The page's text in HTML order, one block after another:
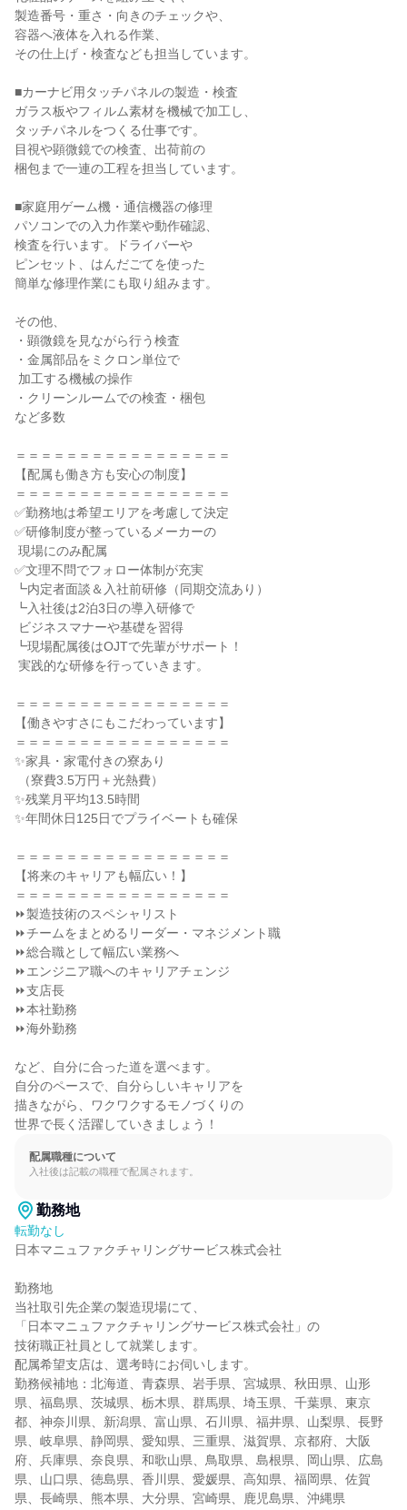
製造番号・重さ・向きのチェックや、
容器へ液体を入れる作業、
その仕上げ・検査なども担当しています。
■カーナビ用タッチパネルの製造・検査
ガラス板やフィルム素材を機械で加工し、
タッチパネルをつくる仕事です。
目視や顕微鏡での検査、出荷前の
梱包まで一連の工程を担当しています。
■家庭用ゲーム機・通信機器の修理
パソコンでの入力作業や動作確認、
検査を行います。ドライバーや
ピンセット、はんだごてを使った
簡単な修理作業にも取り組みます。
その他、
・顕微鏡を見ながら行う検査
・金属部品をミクロン単位で
・クリーンルームでの検査・梱包
など多数
＝＝＝＝＝＝＝＝＝＝＝＝＝＝＝＝＝
【配属も働き方も安心の制度】
＝＝＝＝＝＝＝＝＝＝＝＝＝＝＝＝＝
✅勤務地は希望エリアを考慮して決定
✅研修制度が整っているメーカーの
✅文理不問でフォロー体制が充実
┗内定者面談＆入社前研修（同期交流あり）
┗入社後は2泊3日の導入研修で
┗現場配属後はOJTで先輩がサポート！
＝＝＝＝＝＝＝＝＝＝＝＝＝＝＝＝＝
【働きやすさにもこだわっています】
＝＝＝＝＝＝＝＝＝＝＝＝＝＝＝＝＝
✨家具・家電付きの寮あり
✨残業月平均13.5時間
✨年間休日125日でプライベートも確保
＝＝＝＝＝＝＝＝＝＝＝＝＝＝＝＝＝
【将来のキャリアも幅広い！】
＝＝＝＝＝＝＝＝＝＝＝＝＝＝＝＝＝
⏩製造技術のスペシャリスト
⏩チームをまとめるリーダー・マネジメント職
⏩総合職として幅広い業務へ
⏩エンジニア職へのキャリアチェンジ
⏩支店長
⏩本社勤務
⏩海外勤務
など、自分に合った道を選べます。
自分のペースで、自分らしいキャリアを
描きながら、ワクワクするモノづくりの
世界で長く活躍していきましょう！
配属職種について
入社後は記載の職種で配属されます。
勤務地
転勤なし
日本マニュファクチャリングサービス株式会社
勤務地
当社取引先企業の製造現場にて、
「日本マニュファクチャリングサービス株式会社」の
技術職正社員として就業します。
配属希望支店は、選考時にお伺いします。
勤務候補地：北海道、青森県、岩手県、宮城県、秋田県、山形
県、福島県、茨城県、栃木県、群馬県、埼玉県、千葉県、東京
都、神奈川県、新潟県、富山県、石川県、福井県、山梨県、長野
県、岐阜県、静岡県、愛知県、三重県、滋賀県、京都府、大阪
府、兵庫県、奈良県、和歌山県、鳥取県、島根県、岡山県、広島
県、山口県、徳島県、香川県、愛媛県、高知県、福岡県、佐賀
県、長崎県、熊本県、大分県、宮崎県、鹿児島県、沖縄県